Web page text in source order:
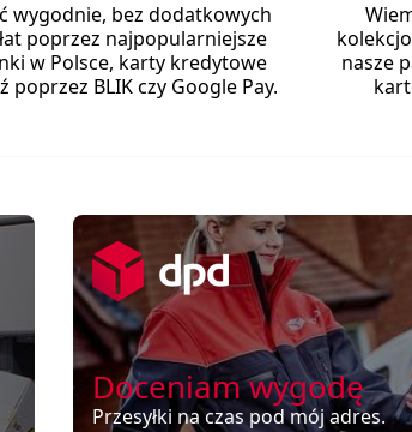
wygodnie, bez dodatkowych
poprzez najpopularniejsze
w Polsce, karty kredytowe
poprzez BLIK czy Google Pay.
nasze
Doceniam wygodę
Przesyłki na czas pod mój adres.